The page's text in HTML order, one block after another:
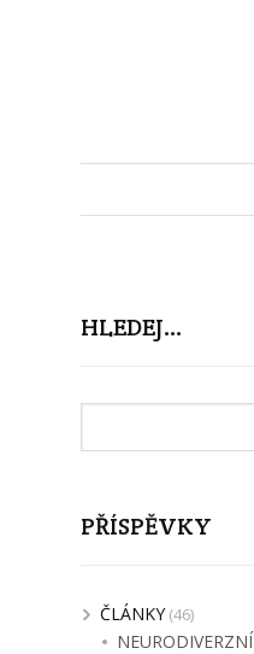
HLEDEJ…
PŘÍSPĚVKY
ČLÁNKY(46)
NEURODIVERZNÍ